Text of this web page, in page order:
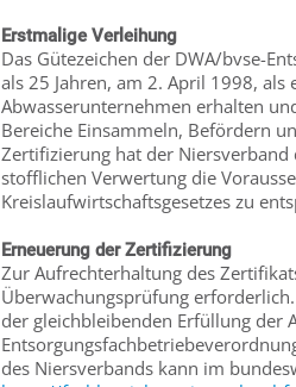
Erstmalige Verleihung
Das Gütezeichen der DWA/bvse-
als 25 Jahren, am 2. April 1998,
Abwasserunternehmen erhalten
Bereiche Einsammeln, Befördern
Zertifizierung hat der
stofflichen Verwertung die
Kreislaufwirtschaftsgesetzes zu
Erneuerung der Zertifizierung
Zur Aufrechterhaltung des
Überwachungsprüfung
der gleichbleibenden Erfüllung der
des Niersverbands kann im